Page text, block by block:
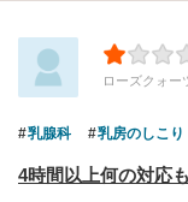
ローズクォー
乳腺科 乳房のしこり
4時間以上何の対応